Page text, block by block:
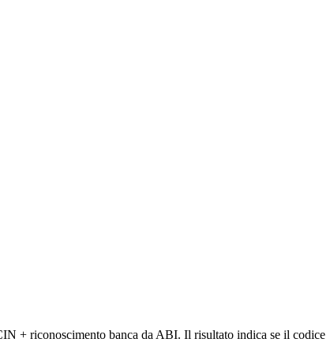
+ riconoscimento banca da ABI. Il risultato indica se il codice